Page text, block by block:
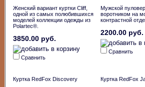
Женский вариант куртки Cliff,
одной из самых полюбившихся
моделей коллекции одежды из
Polartec®.
3850.00 руб.
Сравнить
Мужской
воротником на
контрастной
2200.00 руб.
Сравнить
Куртка RedFox Discovery
Куртка RedFox